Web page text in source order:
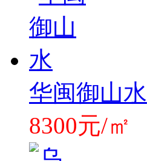
华闽御山水
8300元/㎡